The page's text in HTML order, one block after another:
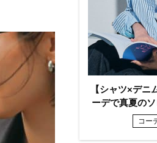
【シャツ×デニ
ーデで真夏の
コー